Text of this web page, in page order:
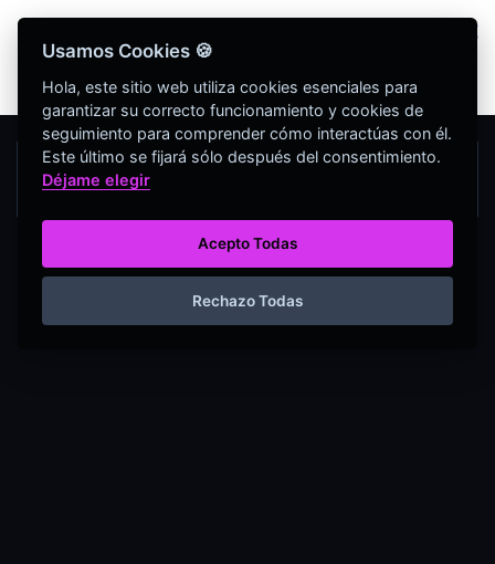
herramientas web completamente GRATIS y sin
necesidad de REGISTRO
Usamos Cookies 🍪
Hola, este sitio web utiliza cookies esenciales para
garantizar su correcto funcionamiento y cookies de
seguimiento para comprender cómo interactúas con él.
Este último se fijará sólo después del consentimiento.
Déjame elegir
Acepto Todas
Rechazo Todas